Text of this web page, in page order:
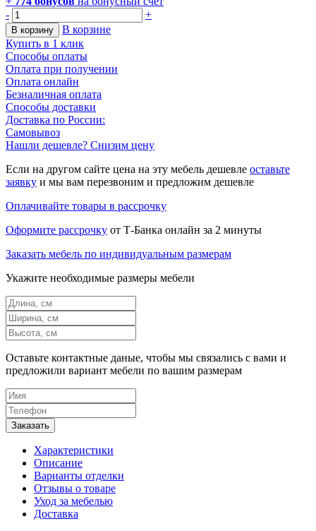
-
+
В корзину
В корзине
Купить в 1 клик
Способы оплаты
Оплата при получении
Оплата онлайн
Безналичная оплата
Способы доставки
Доставка по России:
Самовывоз
Нашли дешевле? Снизим цену
Если на другом сайте цена на эту мебель дешевле оставьте
заявку и мы вам перезвоним и предложим дешевле
Оплачивайте товары в рассрочку
Оформите рассрочку от Т-Банка онлайн за 2 минуты
Заказать мебель по индивидуальным размерам
Укажите необходимые размеры мебели
Оставьте контактные даные, чтобы мы связались с вами и
предложили вариант мебели по вашим размерам
Характеристики
Описание
Варианты отделки
Отзывы о товаре
Уход за мебелью
Доставка